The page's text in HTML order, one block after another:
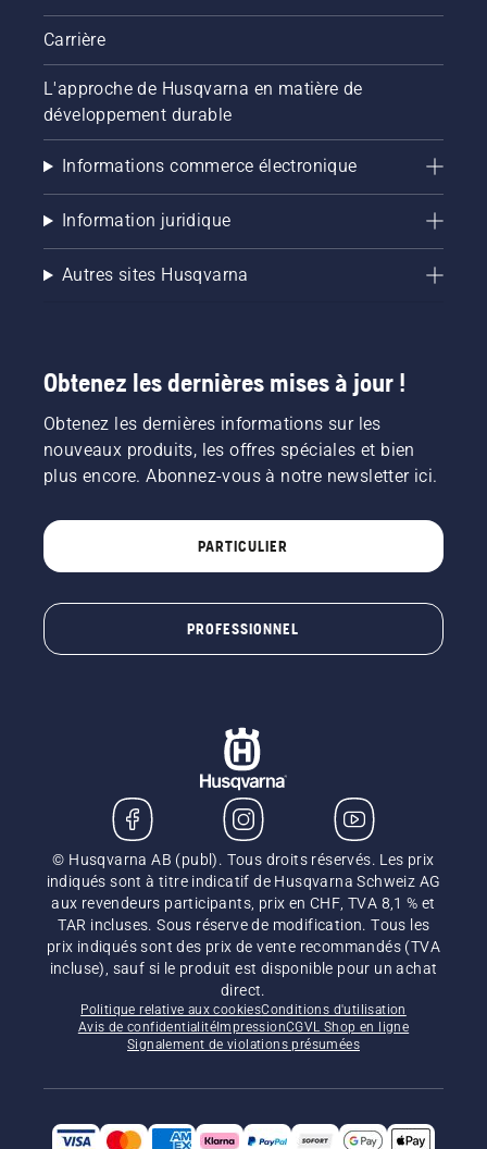
Carrière
L'approche de Husqvarna en matière de
développement durable
Informations commerce électronique
Information juridique
Autres sites Husqvarna
Obtenez les dernières mises à jour !
Obtenez les dernières informations sur les
nouveaux produits, les offres spéciales et bien
plus encore. Abonnez-vous à notre newsletter ici.
PARTICULIER
PROFESSIONNEL
© Husqvarna AB (publ). Tous droits réservés. Les prix
indiqués sont à titre indicatif de Husqvarna Schweiz AG
aux revendeurs participants, prix en CHF, TVA 8,1 % et
TAR incluses. Sous réserve de modification. Tous les
prix indiqués sont des prix de vente recommandés (TVA
incluse), sauf si le produit est disponible pour un achat
direct.
Politique relative aux cookiesConditions d'utilisation
Avis de confidentialité ImpressionCGVL Shop en ligne
Signalement de violations présumées